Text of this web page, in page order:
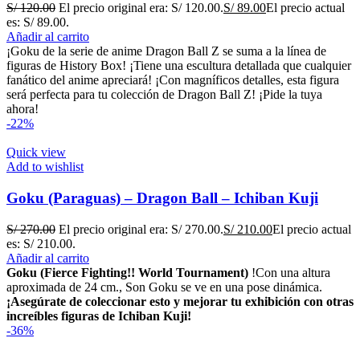
S/120.00 El precio original era: S/ 120.00.S/89.00El precio actual
es: S/ 89.00.
Añadir al carrito
¡Goku de la serie de anime Dragon Ball Z se suma a la línea de
figuras de History Box! ¡Tiene una escultura detallada que cualquier
fanático del anime apreciará! ¡Con magníficos detalles, esta figura
será perfecta para tu colección de Dragon Ball Z! ¡Pide la tuya
ahora!
-22%
Quick view
Add to wishlist
Goku (Paraguas) – Dragon Ball – Ichiban Kuji
S/270.00 El precio original era: S/ 270.00.S/210.00El precio actual
es: S/ 210.00.
Añadir al carrito
Goku (Fierce Fighting!! World Tournament) !Con una altura
aproximada de 24 cm., Son Goku se ve en una pose dinámica.
¡Asegúrate de coleccionar esto y mejorar tu exhibición con otras
increíbles figuras de Ichiban Kuji!
-36%